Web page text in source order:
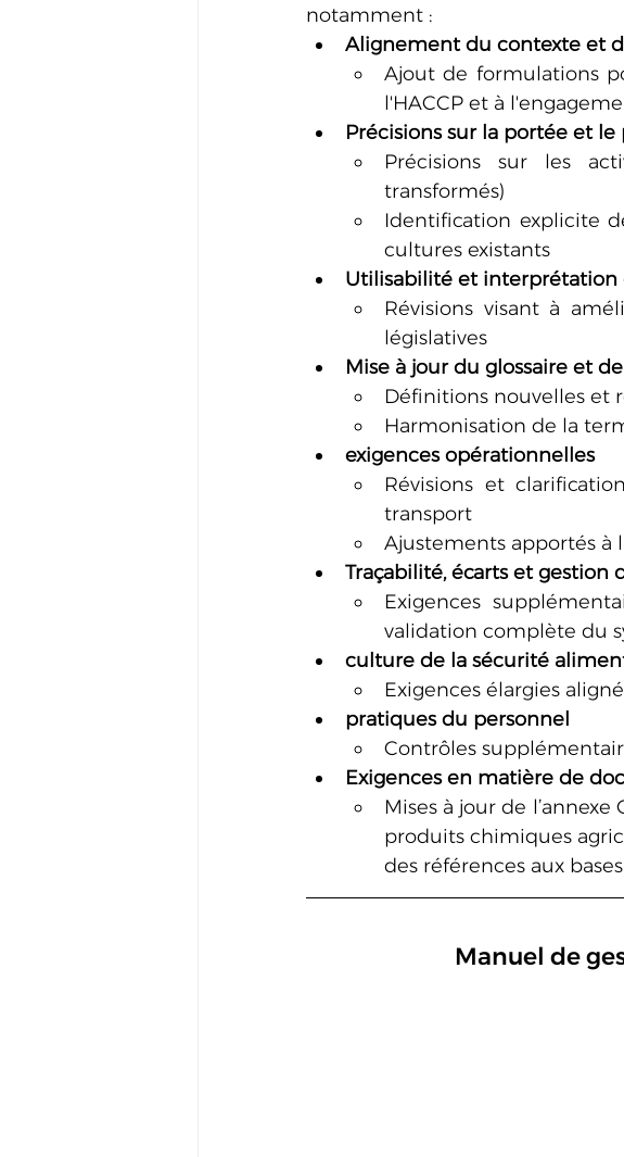
notamment :
Alignement du contexte et
Ajout de formulations
l'HACCP et à
Précisions sur la portée et
Précisions sur les
transformés)
Identification explicite
cultures existants
Utilisabilité et interprétation
Révisions visant à
législatives
Mise à jour du glossaire et
Définitions nouvelles et
Harmonisation de la
exigences opérationnelles
Révisions et
transport
Ajustements apportés à
Traçabilité, écarts et gestion
Exigences
validation complète du
culture de la sécurité
Exigences élargies
pratiques du personnel
Contrôles
Exigences en matière de
Mises à jour de
produits chimiques
des références aux
Manuel de